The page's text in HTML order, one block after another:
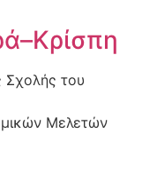
Σχολής του
Μελετών